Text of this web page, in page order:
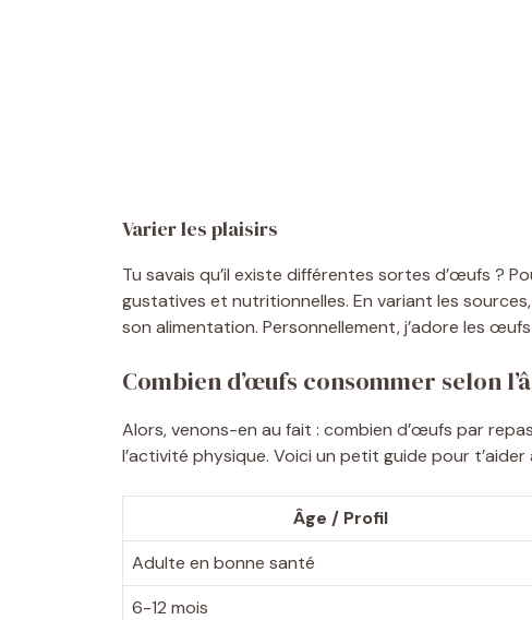
Varier les plaisirs
Tu savais qu’il existe différentes sortes d’œufs ?
gustatives et nutritionnelles. En variant les
son alimentation. Personnellement, j’adore les
Combien d’œufs consommer selon
Alors, venons-en au fait : combien d’œufs par repas
l’activité physique. Voici un petit guide pour t’aider
Âge / Profil
Adulte en bonne santé
6-12 mois